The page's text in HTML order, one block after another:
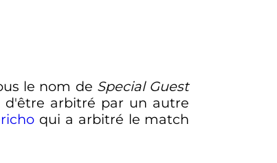
le nom de Special Guest
arbitré par un autre
qui a arbitré le match